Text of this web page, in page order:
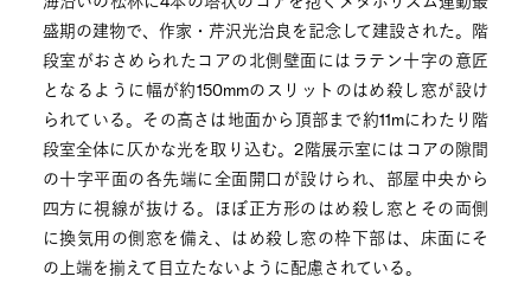
盛期の建物で、作家・芹沢光治良を記念して建設された。階
段室がおさめられたコアの北側壁面にはラテン十字の意匠
となるように幅が約150mmのスリットのはめ殺し窓が設け
られている。その高さは地面から頂部まで約11mにわたり階
段室全体に仄かな光を取り込む。2階展示室にはコアの隙間
の十字平面の各先端に全面開口が設けられ、部屋中央から
四方に視線が抜ける。ほぼ正方形のはめ殺し窓とその両側
に換気用の側窓を備え、はめ殺し窓の枠下部は、床面にそ
の上端を揃えて目立たないように配慮されている。